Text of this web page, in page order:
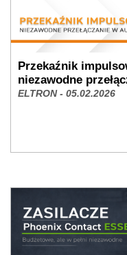
Przekaźnik
niezawodne
ELTRON - 05.02.2026